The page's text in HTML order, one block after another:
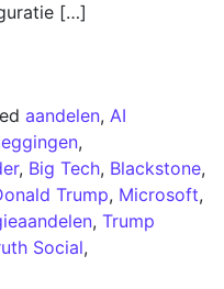
[…]
aandelen, AI
,
, Big Tech, Blackstone,
Trump, Microsoft,
, Trump
Social,